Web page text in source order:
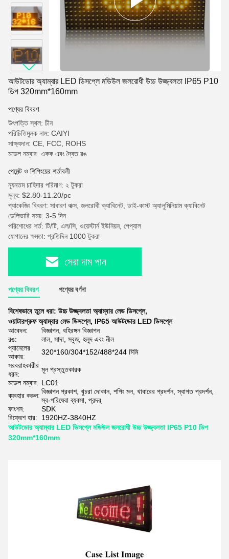
আউটডোর অ্যাম্বার LED ডিসপ্লে মডিউল জলরোধী উচ্চ উজ্জ্বলতা IP65 P10
ডিপ 320mm*160mm
পণ্যের বিবরণ
উৎপত্তি স্থল: চীন
পরিচিতিমুলক নাম: CAIYI
সাক্ষ্যদান: CE, FCC, ROHS
মডেল নম্বার: একক এবং দ্বৈত রঙ
পেমেন্ট ও শিপিংয়ের শর্তাবলী
ন্যূনতম চাহিদার পরিমাণ: ২ টুকরা
মূল্য: $2.80-11.20/pc
প্যাকেজিং বিবরণ: সাধারণ বাক্স, জলরোধী ক্যাবিনেট, ডাই-কাস্ট অ্যালুমিনিয়াম ক্যাবিনেট
ডেলিভারি সময়: 3-5 দিন
পরিশোধের শর্ত: টি/টি, এল/সি, ওয়েস্টার্ন ইউনিয়ন, পেপ্যাল
যোগানের ক্ষমতা: প্রতিদিন 1000 টুকরা
সেরা দাম পান
পণ্যের বিবরণ পণ্যের বর্ণনা
বিশেষভাবে তুলে ধরা: উচ্চ উজ্জ্বলতা অ্যাম্বার লেড ডিসপ্লে,
ওয়াটারপ্রুফ অ্যাম্বার লেড ডিসপ্লে, IP65 আউটডোর LED ডিসপ্লে
আবেদন:
বিজ্ঞাপন, বহিরঙ্গন বিজ্ঞাপন
রঙ:
লাল, সাদা, সবুজ, হলুদ এবং নীল
প্যানেলের
আকার:
320*160/304*152/488*244 মিমি
সরবরাহকারীর
ধরন:
মূল প্রস্তুতকারক
মডেল নম্বার: LC01
ব্যবহার করুন: বিজ্ঞাপন প্রকাশ, খুচরা দোকান, শপিং মল, খাবারের প্রদর্শন, স্বাগত প্রদর্শন,
স্ব-পরিষেবা ব্যবসা, প্রদর্
ফাংশন:
SDK
রিফ্রেশ হার:
1920HZ-3840HZ
আউটডোর অ্যাম্বার LED ডিসপ্লে মডিউল জলরোধী উচ্চ উজ্জ্বলতা IP65 P10 ডিপ
320mm*160mm